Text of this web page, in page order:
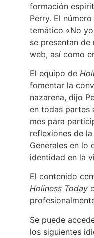
formación
Perry. El
temático «No
se presentan
web, así como
El equipo de
fomentar la
nazarena, dijo
en todas partes
mes para
reflexiones de
Generales en lo
identidad en la
El contenido
Holiness Today
Se puede
los siguientes